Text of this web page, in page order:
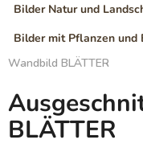
Bilder Natur und
Bilder mit Pflanzen und
Wandbild BLÄTTER
BLÄTTER